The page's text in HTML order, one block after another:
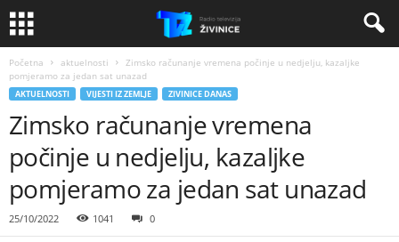
Početna aktuelnosti
Zimsko računanje vremena počinje u nedjelju, kazaljke
pomjeramo za jedan sat unazad
AKTUELNOSTI VIJESTI IZ ZEMLJE ZIVINICE DANAS
Zimsko računanje vremena
počinje u nedjelju, kazaljke
pomjeramo za jedan sat unazad
25/10/2022 1041 0